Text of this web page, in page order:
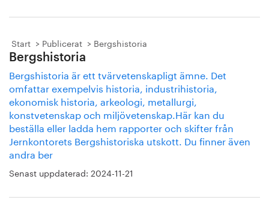
Start Publicerat Bergshistoria
Bergshistoria
Bergshistoria är ett tvärvetenskapligt ämne. Det
omfattar exempelvis historia, industrihistoria,
ekonomisk historia, arkeologi, metallurgi,
konstvetenskap och miljövetenskap.Här kan du
beställa eller ladda hem rapporter och skifter från
Jernkontorets Bergshistoriska utskott. Du finner även
andra ber
Senast uppdaterad: 2024-11-21